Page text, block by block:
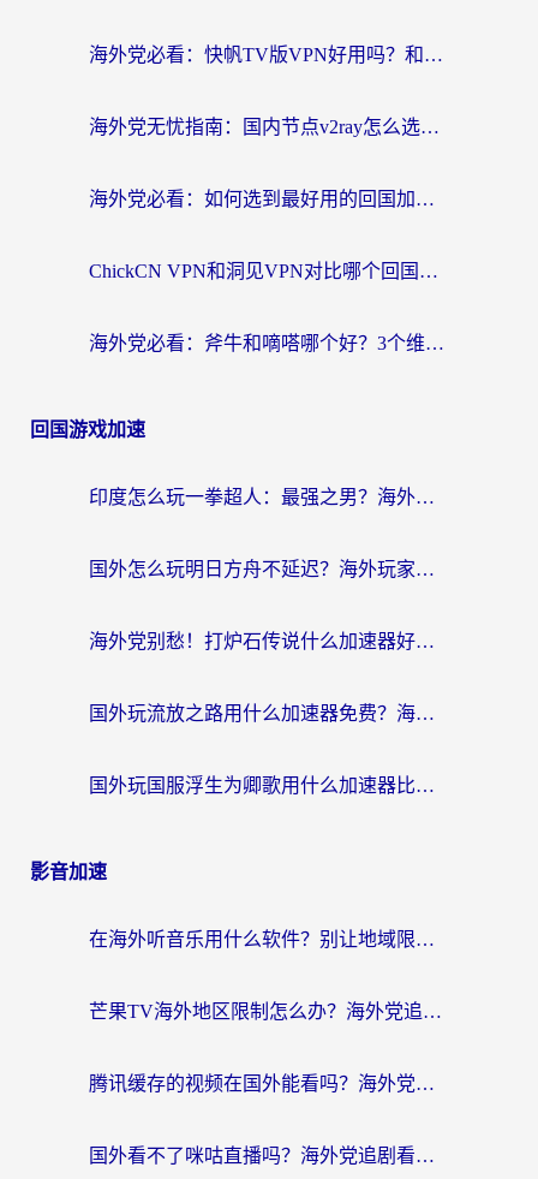
海外党必看：快帆TV版VPN好用吗？和快游VPN对比哪个回国效果更好？附实用避坑指南
海外党无忧指南：国内节点v2ray怎么选？一键回国VPN+多场景实测帮你避坑
海外党必看：如何选到最好用的回国加速器？从节点到售后的全维度指南
ChickCN VPN和洞见VPN对比哪个回国效果更好？海外党亲测3款加速器+避坑指南
海外党必看：斧牛和嘀嗒哪个好？3个维度教你选对回国加速器
回国游戏加速
印度怎么玩一拳超人：最强之男？海外党国服游戏加速避坑指南
国外怎么玩明日方舟不延迟？海外玩家国服游戏加速终极指南（附DNF梦幻诛仙解决方案）
海外党别愁！打炉石传说什么加速器好用？3个实用技巧解决国服游戏卡顿
国外玩流放之路用什么加速器免费？海外党亲测有效的国服游戏加速指南
国外玩国服浮生为卿歌用什么加速器比较好？海外党亲测不踩坑指南
影音加速
在海外听音乐用什么软件？别让地域限制断了你的华语歌单
芒果TV海外地区限制怎么办？海外党追剧看片的实用加速器选择指南
腾讯缓存的视频在国外能看吗？海外党追剧看片的终极解决方案
国外看不了咪咕直播吗？海外党追剧看片的加速器选择指南